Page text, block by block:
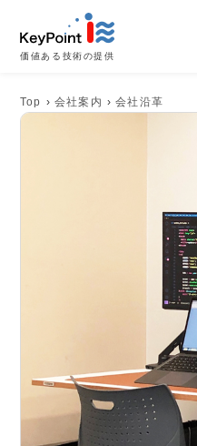
価値ある技術の提供
Top ›会社案内 ›会社沿革